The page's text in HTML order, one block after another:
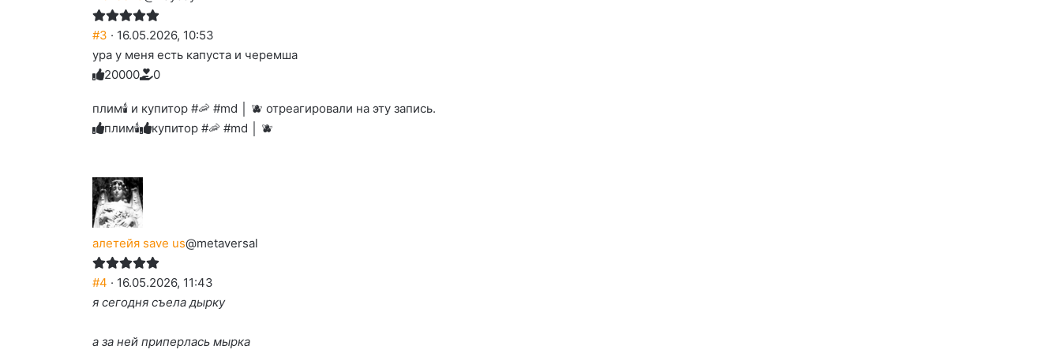
#3 · 16.05.2026, 10:53
ура у меня есть капуста и черемша
Голосуйте
вверх.
2
Нажмите
реакцию:
улыбаюсь
0
Нажмите
реакцию:
смеюсь
до
0
Нажмите
реакцию:
печаль
0
Нажмите
реакцию:
плачу
0
Нажмите
благодарю
0
плим🕯️ и купитор #🦐 #md │ 🫐 отреагировали на эту запись.
плим🕯️
купитор #🦐 #md │ 🫐
алетейя save us@metaversal
#4 · 16.05.2026, 11:43
я сегодня съела дырку
а за ней приперлась мырка